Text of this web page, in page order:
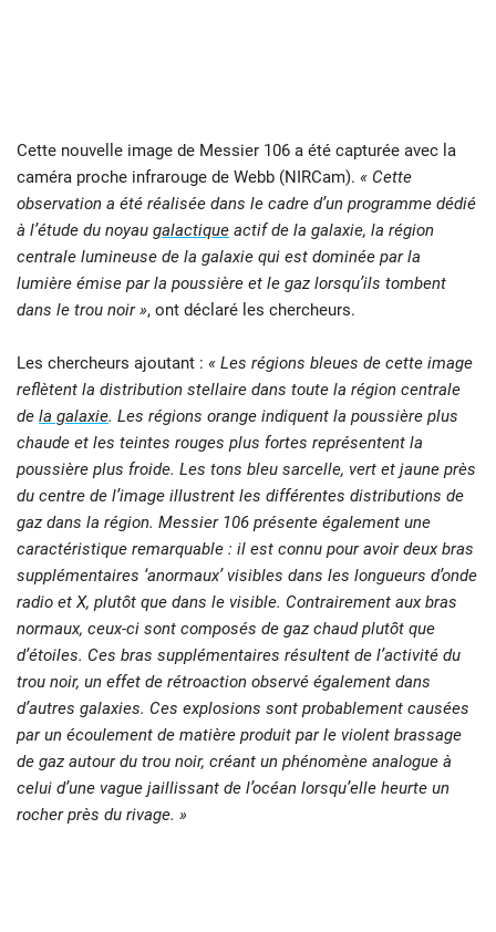
Cette nouvelle image de Messier 106 a été capturée avec la
caméra proche infrarouge de Webb (NIRCam). « Cette
observation a été réalisée dans le cadre d’un programme dédié
à l’étude du noyau galactique actif de la galaxie, la région
centrale lumineuse de la galaxie qui est dominée par la
lumière émise par la poussière et le gaz lorsqu’ils tombent
dans le trou noir », ont déclaré les chercheurs.
Les chercheurs ajoutant : « Les régions bleues de cette image
reflètent la distribution stellaire dans toute la région centrale
de la galaxie. Les régions orange indiquent la poussière plus
chaude et les teintes rouges plus fortes représentent la
poussière plus froide. Les tons bleu sarcelle, vert et jaune près
du centre de l’image illustrent les différentes distributions de
gaz dans la région. Messier 106 présente également une
caractéristique remarquable : il est connu pour avoir deux bras
supplémentaires ‘anormaux’ visibles dans les longueurs d’onde
radio et X, plutôt que dans le visible. Contrairement aux bras
normaux, ceux-ci sont composés de gaz chaud plutôt que
d’étoiles. Ces bras supplémentaires résultent de l’activité du
trou noir, un effet de rétroaction observé également dans
d’autres galaxies. Ces explosions sont probablement causées
par un écoulement de matière produit par le violent brassage
de gaz autour du trou noir, créant un phénomène analogue à
celui d’une vague jaillissant de l’océan lorsqu’elle heurte un
rocher près du rivage. »